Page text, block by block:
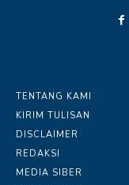
TENTANG KAMI
KIRIM TULISAN
DISCLAIMER
REDAKSI
MEDIA SIBER